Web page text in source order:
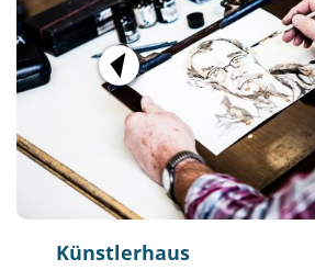
Künstlerhaus